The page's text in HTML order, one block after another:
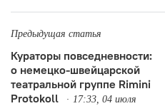
Предыдущая статья
Кураторы повседневности:
о немецко-швейцарской
театральной группе Rimini
Protokoll
17:33, 04 июля